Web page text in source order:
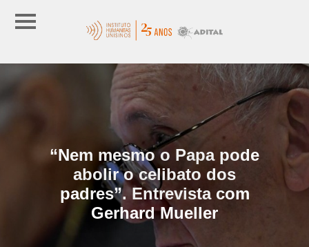
“Nem mesmo o Papa pode
abolir o celibato dos
padres”. Entrevista com
Gerhard Mueller